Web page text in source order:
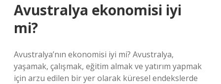
Avustralya ekonomisi iyi
mi?
Avustralya’nın ekonomisi iyi mi? Avustralya,
yaşamak, çalışmak, eğitim almak ve yatırım yapmak
için arzu edilen bir yer olarak küresel endekslerde